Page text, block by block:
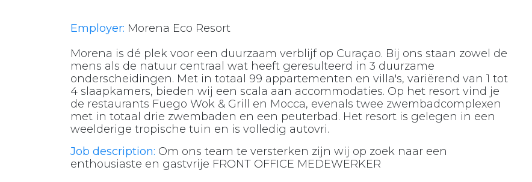
Employer: Morena Eco Resort
Morena is dé plek voor een duurzaam verblijf op Curaçao. Bij ons staan zowel de
mens als de natuur centraal wat heeft geresulteerd in 3 duurzame
onderscheidingen. Met in totaal 99 appartementen en villa's, variërend van 1 tot
4 slaapkamers, bieden wij een scala aan accommodaties. Op het resort vind je
de restaurants Fuego Wok & Grill en Mocca, evenals twee zwembadcomplexen
met in totaal drie zwembaden en een peuterbad. Het resort is gelegen in een
weelderige tropische tuin en is volledig autovri.
Job description: Om ons team te versterken zijn wij op zoek naar een
enthousiaste en gastvrije FRONT OFFICE MEDEWERKER